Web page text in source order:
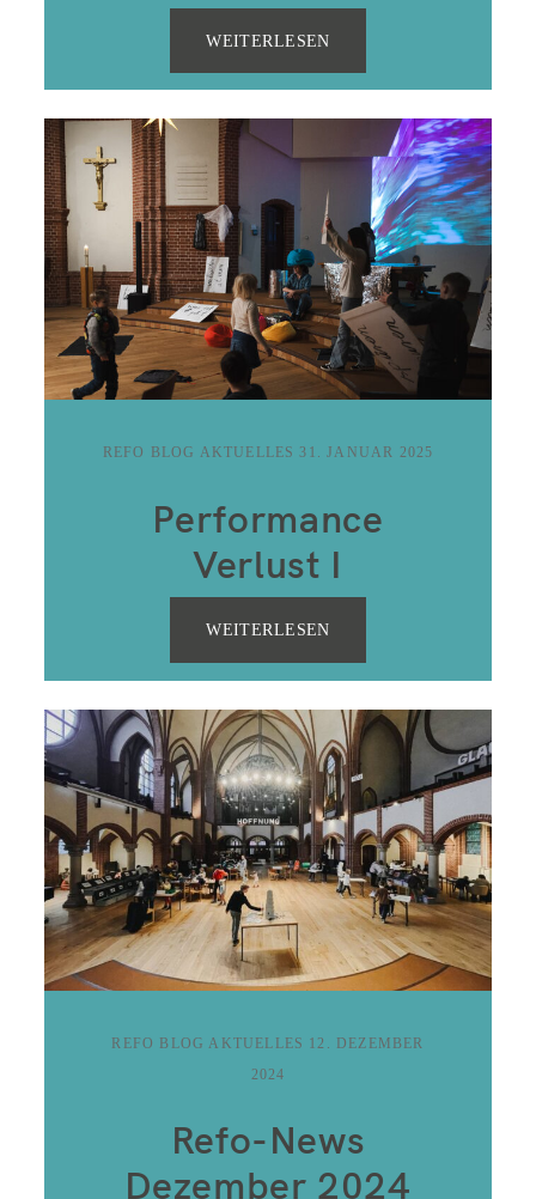
WEITERLESEN
REFO BLOG AKTUELLES 31. JANUAR 2025
Performance
Verlust I
WEITERLESEN
REFO BLOG AKTUELLES 12. DEZEMBER
2024
Refo-News
Dezember 2024